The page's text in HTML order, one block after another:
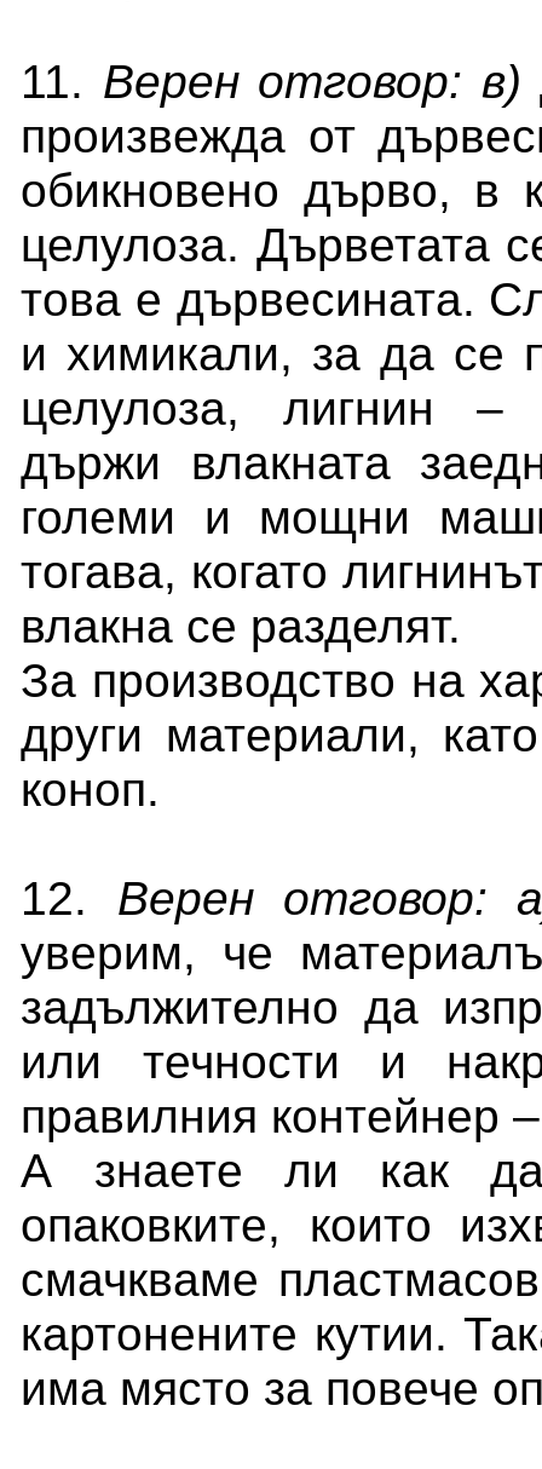
11. Верен отговор: в)
произвежда от
обикновено дърво, в
целулоза. Дърветата
това е дървесината.
и химикали, за да се
целулоза, лигнин –
държи влакната
големи и мощни
тогава, когато
влакна се разделят.
За производство на
други материали,
коноп.
12. Верен отговор:
уверим, че
задължително да
или течности и
правилния контейнер
А знаете ли как
опаковките, които
смачкваме
картонените кутии.
има място за повече